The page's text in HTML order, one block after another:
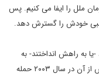
ملل را ایفا می کنیم. پس
خودش را گسترش دهد.
به راه افتاد -یا به راهش انداختند- به
دنبالش در سال ۲۰۰۱ به افغانستان حمله کردند و پس از آن در سال ۲۰۰۳ حمله